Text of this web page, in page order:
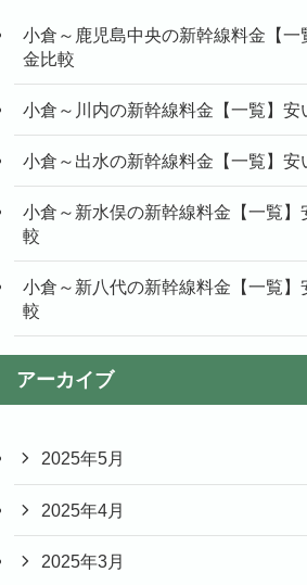
小倉～鹿児島中央の新幹線料金【
金比較
小倉～川内の新幹線料金【一覧】安
小倉～出水の新幹線料金【一覧】安
小倉～新水俣の新幹線料金【一覧】
較
小倉～新八代の新幹線料金【一覧】
較
アーカイブ
2025年5月
2025年4月
2025年3月